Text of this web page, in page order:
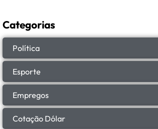
Categorias
Política
Esporte
Empregos
Cotação Dólar